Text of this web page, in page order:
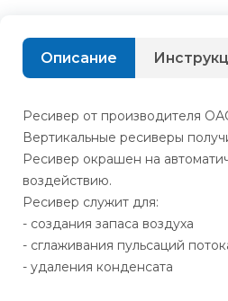
Описание
Ресивер от производителя
Вертикальные ресиверы
Ресивер окрашен на
воздействию.
Ресивер служит для:
- создания запаса воздуха
- сглаживания пульсаций
- удаления конденсата